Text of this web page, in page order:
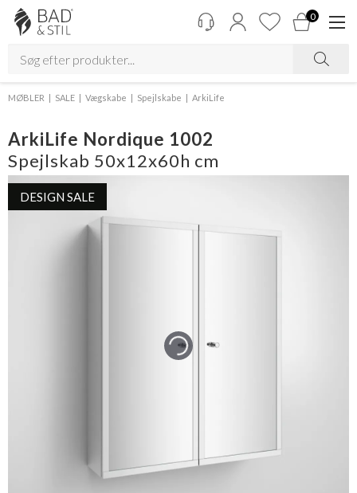
0
MØBLER SALE Vægskabe Spejlskabe ArkiLife
ArkiLife Nordique 1002
Spejlskab 50x12x60h cm
DESIGN SALE